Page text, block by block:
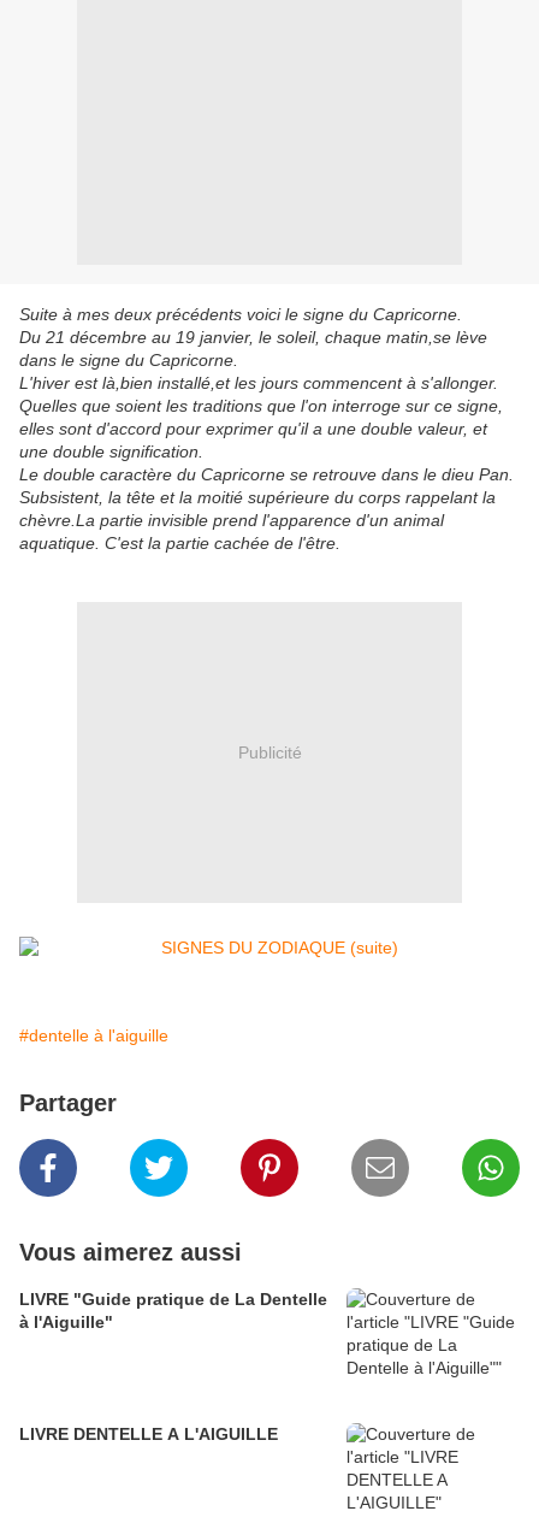
Suite à mes deux précédents voici le signe du Capricorne.
Du 21 décembre au 19 janvier, le soleil, chaque matin,se lève
dans le signe du Capricorne.
L'hiver est là,bien installé,et les jours commencent à s'allonger.
Quelles que soient les traditions que l'on interroge sur ce signe,
elles sont d'accord pour exprimer qu'il a une double valeur, et
une double signification.
Le double caractère du Capricorne se retrouve dans le dieu Pan.
Subsistent, la tête et la moitié supérieure du corps rappelant la
chèvre.La partie invisible prend l'apparence d'un animal
aquatique. C'est la partie cachée de l'être.
Publicité
#dentelle à l'aiguille
Partager
Vous aimerez aussi
LIVRE "Guide pratique de La Dentelle
à l'Aiguille"
LIVRE DENTELLE A L'AIGUILLE